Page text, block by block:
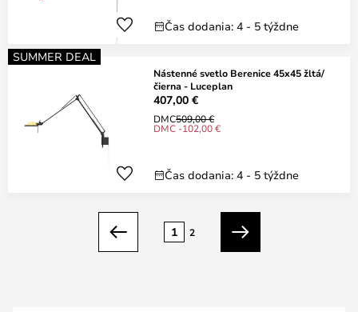
Čas dodania: 4 - 5 týždne
SUMMER DEAL
Nástenné svetlo Berenice 45x45 žltá/
čierna - Luceplan
407,00 €
DMC509,00 €
DMC -102,00 €
Čas dodania: 4 - 5 týždne
Predchádzajúci
1 2
Ďalší